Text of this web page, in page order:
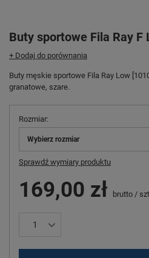
Buty sportowe Fila Ray F
+ Dodaj do porównania
Buty męskie sportowe Fila Ray Low
granatowe, szare.
Rozmiar
Wybierz rozmiar
Sprawdź wymiary produktu
169,00 zł brutto /